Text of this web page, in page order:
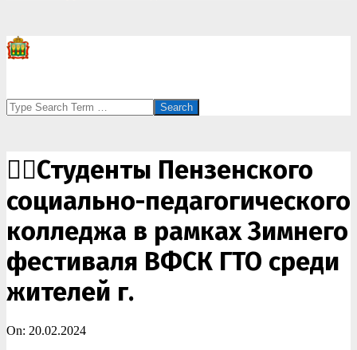
Search
🏊‍♂️Студенты Пензенского
социально-педагогического
колледжа в рамках Зимнего
фестиваля ВФСК ГТО среди
жителей г.
On: 20.02.2024